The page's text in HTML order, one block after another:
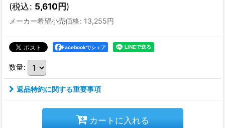
(税込: 5,610円)
メーカー希望小売価格: 13,255円
Facebookでシェア
数量:
返品特約に関する重要事項
カートに入れる